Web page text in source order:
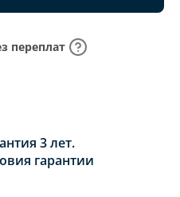
переплат
3 лет.
гарантии